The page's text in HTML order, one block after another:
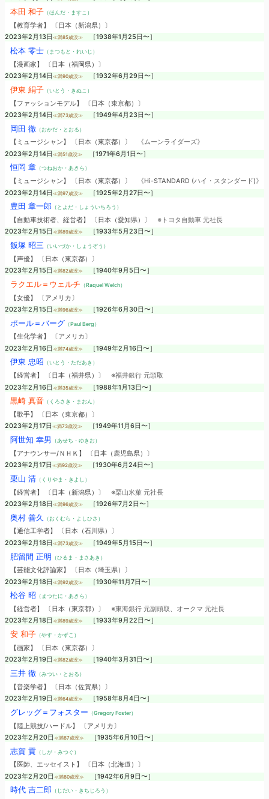
本田 和子（ほんだ・ますこ）
【教育学者】 〔日本（新潟県）〕
2023年2月13日 ≪満85歳没≫ ［1938年1月25日〜］
松本 零士（まつもと・れいじ）
【漫画家】 〔日本（福岡県）〕
2023年2月14日 ≪満90歳没≫ ［1932年6月29日〜］
伊東 絹子（いとう・きぬこ）
【ファッションモデル】 〔日本（東京都）〕
2023年2月14日 ≪満73歳没≫ ［1949年4月23日〜］
岡田 徹（おかだ・とおる）
【ミュージシャン】 〔日本（東京都）〕
《ムーンライダーズ》
2023年2月14日 ≪満51歳没≫ ［1971年6月1日〜］
恒岡 章（つねおか・あきら）
【ミュージシャン】 〔日本（東京都）〕
《Hi-STANDARD (ハイ・スタンダード)》
2023年2月14日 ≪満97歳没≫ ［1925年2月27日〜］
豊田 章一郎（とよだ・しょういちろう）
【自動車技術者、経営者】 〔日本（愛知県）〕 ※トヨタ自動車 元社長
2023年2月15日 ≪満89歳没≫ ［1933年5月23日〜］
飯塚 昭三 （いいづか・しょうぞう）
【声優】 〔日本（東京都）〕
2023年2月15日 ≪満82歳没≫ ［1940年9月5日〜］
ラクエル＝ウェルチ （Raquel Welch）
【女優】 〔アメリカ〕
2023年2月15日 ≪満96歳没≫ ［1926年6月30日〜］
ポール＝バーグ （Paul Berg）
【生化学者】 〔アメリカ〕
2023年2月16日 ≪満74歳没≫ ［1949年2月16日〜］
伊東 忠昭 （いとう・ただあき）
【経営者】 〔日本（福井県）〕 ※福井銀行 元頭取
2023年2月16日 ≪満35歳没≫ ［1988年1月13日〜］
黒崎 真音（くろさき・まおん）
【歌手】 〔日本（東京都）〕
2023年2月17日 ≪満73歳没≫ ［1949年11月6日〜］
阿世知 幸男 （あせち・ゆきお）
【アナウンサー/ＮＨＫ】 〔日本（鹿児島県）〕
2023年2月17日 ≪満92歳没≫ ［1930年6月24日〜］
栗山 清（くりやま・きよし）
【経営者】 〔日本（新潟県）〕 ※栗山米菓 元社長
2023年2月18日 ≪満96歳没≫ ［1926年7月2日〜］
奥村 善久 （おくむら・よしひさ）
【通信工学者】 〔日本（石川県）〕
2023年2月18日 ≪満73歳没≫ ［1949年5月15日〜］
肥留間 正明 （ひるま・まさあき）
【芸能文化評論家】 〔日本（埼玉県）〕
2023年2月18日 ≪満92歳没≫ ［1930年11月7日〜］
松谷 昭 （まつたに・あきら）
【経営者】 〔日本（東京都）〕 ※東海銀行 元副頭取、オークマ 元社長
2023年2月18日 ≪満89歳没≫ ［1933年9月22日〜］
安 和子（やす・かずこ）
【画家】 〔日本（東京都）〕
2023年2月19日 ≪満82歳没≫ ［1940年3月31日〜］
三井 徹（みつい・とおる）
【音楽学者】 〔日本（佐賀県）〕
2023年2月19日 ≪満64歳没≫ ［1958年8月4日〜］
グレッグ＝フォスター （Gregory Foster）
【陸上競技/ハードル】 〔アメリカ〕
2023年2月20日 ≪満87歳没≫ ［1935年6月10日〜］
志賀 貢（しが・みつぐ）
【医師、エッセイスト】 〔日本（北海道）〕
2023年2月20日 ≪満80歳没≫ ［1942年6月9日〜］
時代 吉二郎（じだい・きちじろう）